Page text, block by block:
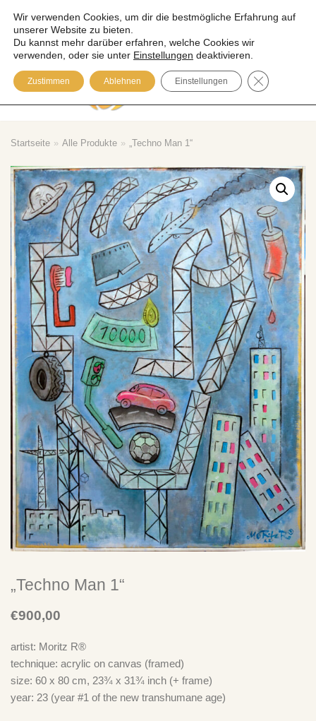
Zum
Inhalt
springen
Startseite » Alle Produkte » „Techno Man 1“
„Techno Man 1“
€900,00
artist: Moritz R®
technique: acrylic on canvas (framed)
size: 60 x 80 cm, 23¾ x 31¾ inch (+ frame)
year: 23 (year #1 of the new transhumane age)
SU
CH
E
Warenkorb
Wir verwenden Cookies, um dir die bestmögliche Erfahrung auf
unserer Website zu bieten.
Du kannst mehr darüber erfahren, welche Cookies wir
verwenden, oder sie unter Einstellungen deaktivieren.
Zustimmen Ablehnen Einstellungen GDPR